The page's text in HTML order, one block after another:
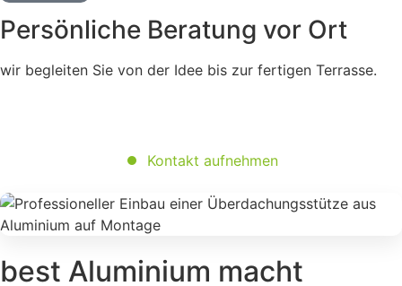
Persönliche Beratung vor Ort
wir begleiten Sie von der Idee bis zur fertigen Terrasse.
Kontakt aufnehmen
best Aluminium macht